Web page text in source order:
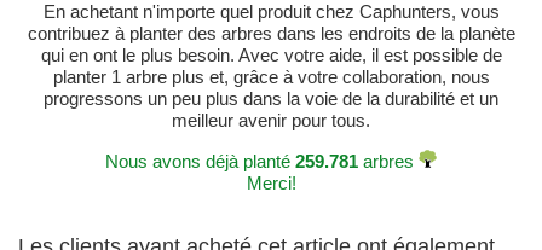
En achetant n'importe quel produit chez Caphunters, vous
contribuez à planter des arbres dans les endroits de la planète
qui en ont le plus besoin. Avec votre aide, il est possible de
planter 1 arbre plus et, grâce à votre collaboration, nous
progressons un peu plus dans la voie de la durabilité et un
meilleur avenir pour tous.
Nous avons déjà planté 259.781 arbres
Merci!